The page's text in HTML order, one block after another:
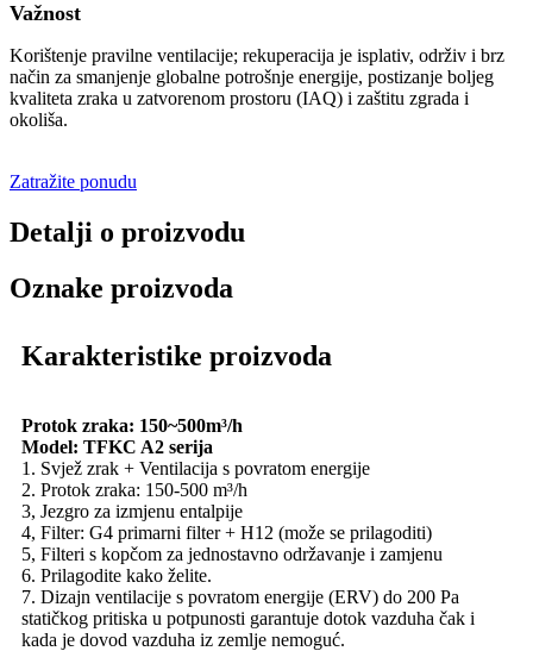
Važnost
Korištenje pravilne ventilacije; rekuperacija je isplativ, održiv i brz
način za smanjenje globalne potrošnje energije, postizanje boljeg
kvaliteta zraka u zatvorenom prostoru (IAQ) i zaštitu zgrada i
okoliša.
Zatražite ponudu
Detalji o proizvodu
Oznake proizvoda
Karakteristike proizvoda
Protok zraka: 150~500m³/h
Model: TFKC A2 serija
1. Svjež zrak + Ventilacija s povratom energije
2. Protok zraka: 150-500 m³/h
3, Jezgro za izmjenu entalpije
4, Filter: G4 primarni filter + H12 (može se prilagoditi)
5, Filteri s kopčom za jednostavno održavanje i zamjenu
6. Prilagodite kako želite.
7. Dizajn ventilacije s povratom energije (ERV) do 200 Pa
statičkog pritiska u potpunosti garantuje dotok vazduha čak i
kada je dovod vazduha iz zemlje nemoguć.